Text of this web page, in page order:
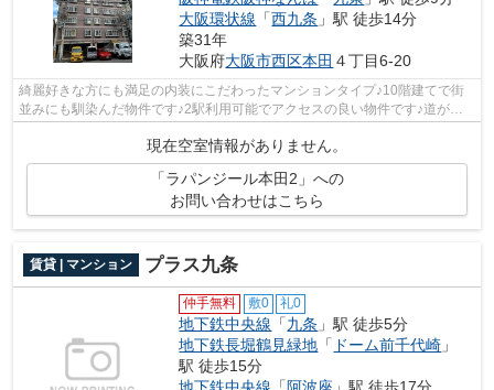
大阪環状線 「西九条 」駅 徒歩14分
築31年
大阪府大阪市西区本田 ４丁目6-20
綺麗好きな方にも満足の内装にこだわったマンションタイプ♪10階建てで街
並みにも馴染んだ物件です♪2駅利用可能でアクセスの良い物件です♪道が平
現在空室情報がありません。
「ラパンジール本田2」への
お問い合わせはこちら
賃貸 | マンション プラス九条
仲手無料 敷0 礼0
地下鉄中央線 「九条 」駅 徒歩5分
地下鉄長堀鶴見緑地 「 ドーム前千代崎 」
駅 徒歩15分
地下鉄中央線 「阿波座 」駅 徒歩17分